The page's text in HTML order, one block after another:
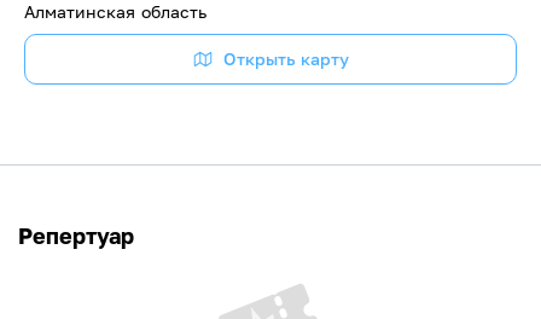
Алматинская область
Открыть карту
Репертуар